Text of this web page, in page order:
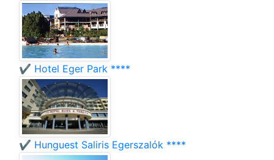
✔️ Hotel Eger Park ****
✔️ Hunguest Saliris Egerszalók ****